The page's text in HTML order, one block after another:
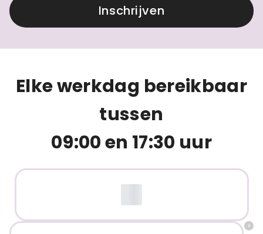
Inschrijven
Elke werkdag bereikbaar
tussen
09:00 en 17:30 uur